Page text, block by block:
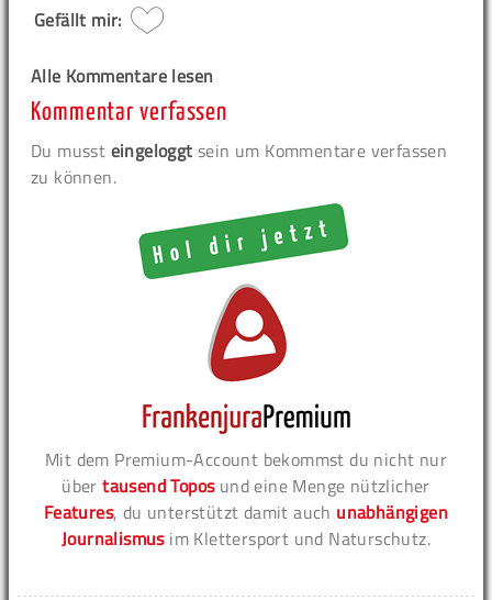
Gefällt mir:
Alle Kommentare lesen
Kommentar verfassen
Du musst eingeloggt sein um Kommentare verfassen
zu können.
Mit dem Premium-Account bekommst du nicht nur
übertausend Toposund eine Menge nützlicher
Features, du unterstützt damit auch unabhängigen
Journalismusim Klettersport und Naturschutz.